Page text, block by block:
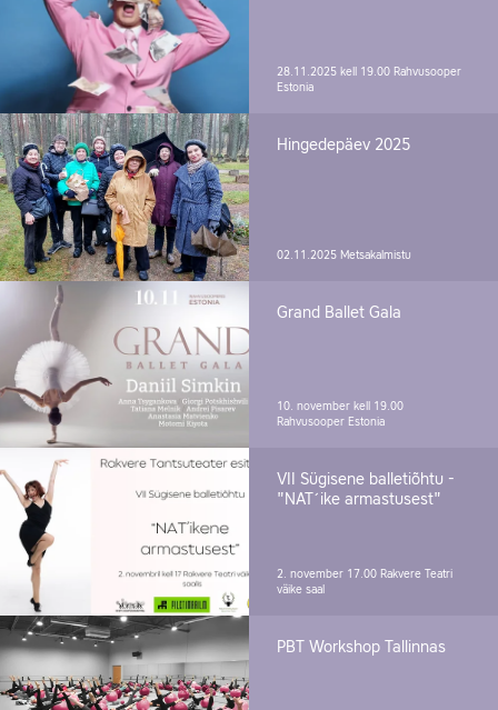
28.11.2025 kell 19.00 Rahvusooper
Estonia
Hingedepäev 2025
02.11.2025 Metsakalmistu
Grand Ballet Gala
10. november kell 19.00
Rahvusooper Estonia
VII Sügisene balletiõhtu -
"NAT´ike armastusest"
2. november 17.00 Rakvere Teatri
väike saal
PBT Workshop Tallinnas